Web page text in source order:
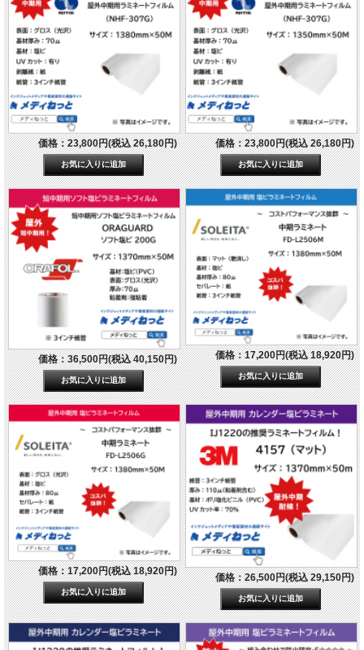
価格：23,800円(税込 26,180円) 価格：23,800円(税込 26,180円)
価格：36,500円(税込 40,150円) 価格：17,200円(税込 18,920円)
価格：17,200円(税込 18,920円)
価格：26,500円(税込 29,150円)